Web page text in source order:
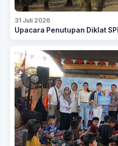
31 Juli 2026
Upacara Penutupan Diklat